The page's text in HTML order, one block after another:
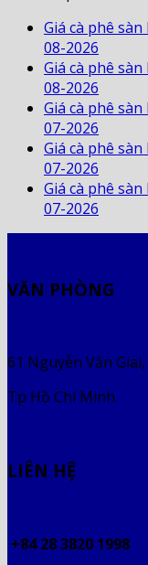
Giá cà phê
08-2026
Giá cà phê
08-2026
Giá cà phê
07-2026
Giá cà phê
07-2026
Giá cà phê
07-2026
VĂN PHÒNG
61 Nguyễn Văn
Tp Hồ Chí Minh
LIÊN HỆ
+84 28 3820 1998